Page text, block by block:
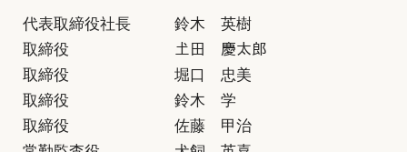
代表取締役社長
鈴木 英樹
取締役
𡈽田 慶太郎
取締役
堀口 忠美
取締役
鈴木 学
取締役
佐藤 甲治